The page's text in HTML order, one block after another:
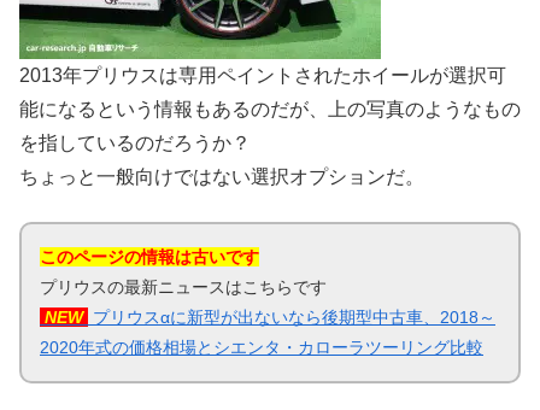
2013年プリウスは専用ペイントされたホイールが選択可
能になるという情報もあるのだが、上の写真のようなもの
を指しているのだろうか？
ちょっと一般向けではない選択オプションだ。
このページの情報は古いです
プリウスの最新ニュースはこちらです
NEW プリウスαに新型が出ないなら後期型中古車、2018～
2020年式の価格相場とシエンタ・カローラツーリング比較